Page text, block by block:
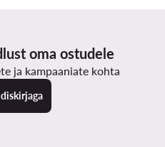
oma ostudele
ja kampaaniate kohta